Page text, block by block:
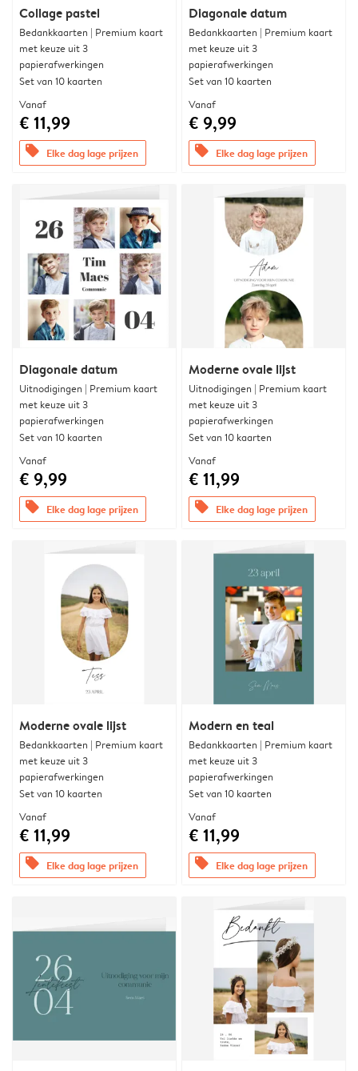
Collage pastel
Bedankkaarten | Premium kaart
met keuze uit 3
papierafwerkingen
Set van 10 kaarten
Vanaf
€ 11,99
offers Elke dag lage prijzen
Diagonale datum
Bedankkaarten | Premium kaart
met keuze uit 3
papierafwerkingen
Set van 10 kaarten
Vanaf
€ 9,99
offers Elke dag lage prijzen
Diagonale datum
Uitnodigingen | Premium kaart
met keuze uit 3
papierafwerkingen
Set van 10 kaarten
Vanaf
€ 9,99
offers Elke dag lage prijzen
Moderne ovale lijst
Uitnodigingen | Premium kaart
met keuze uit 3
papierafwerkingen
Set van 10 kaarten
Vanaf
€ 11,99
offers Elke dag lage prijzen
Moderne ovale lijst
Bedankkaarten | Premium kaart
met keuze uit 3
papierafwerkingen
Set van 10 kaarten
Vanaf
€ 11,99
offers Elke dag lage prijzen
Modern en teal
Bedankkaarten | Premium kaart
met keuze uit 3
papierafwerkingen
Set van 10 kaarten
Vanaf
€ 11,99
offers Elke dag lage prijzen